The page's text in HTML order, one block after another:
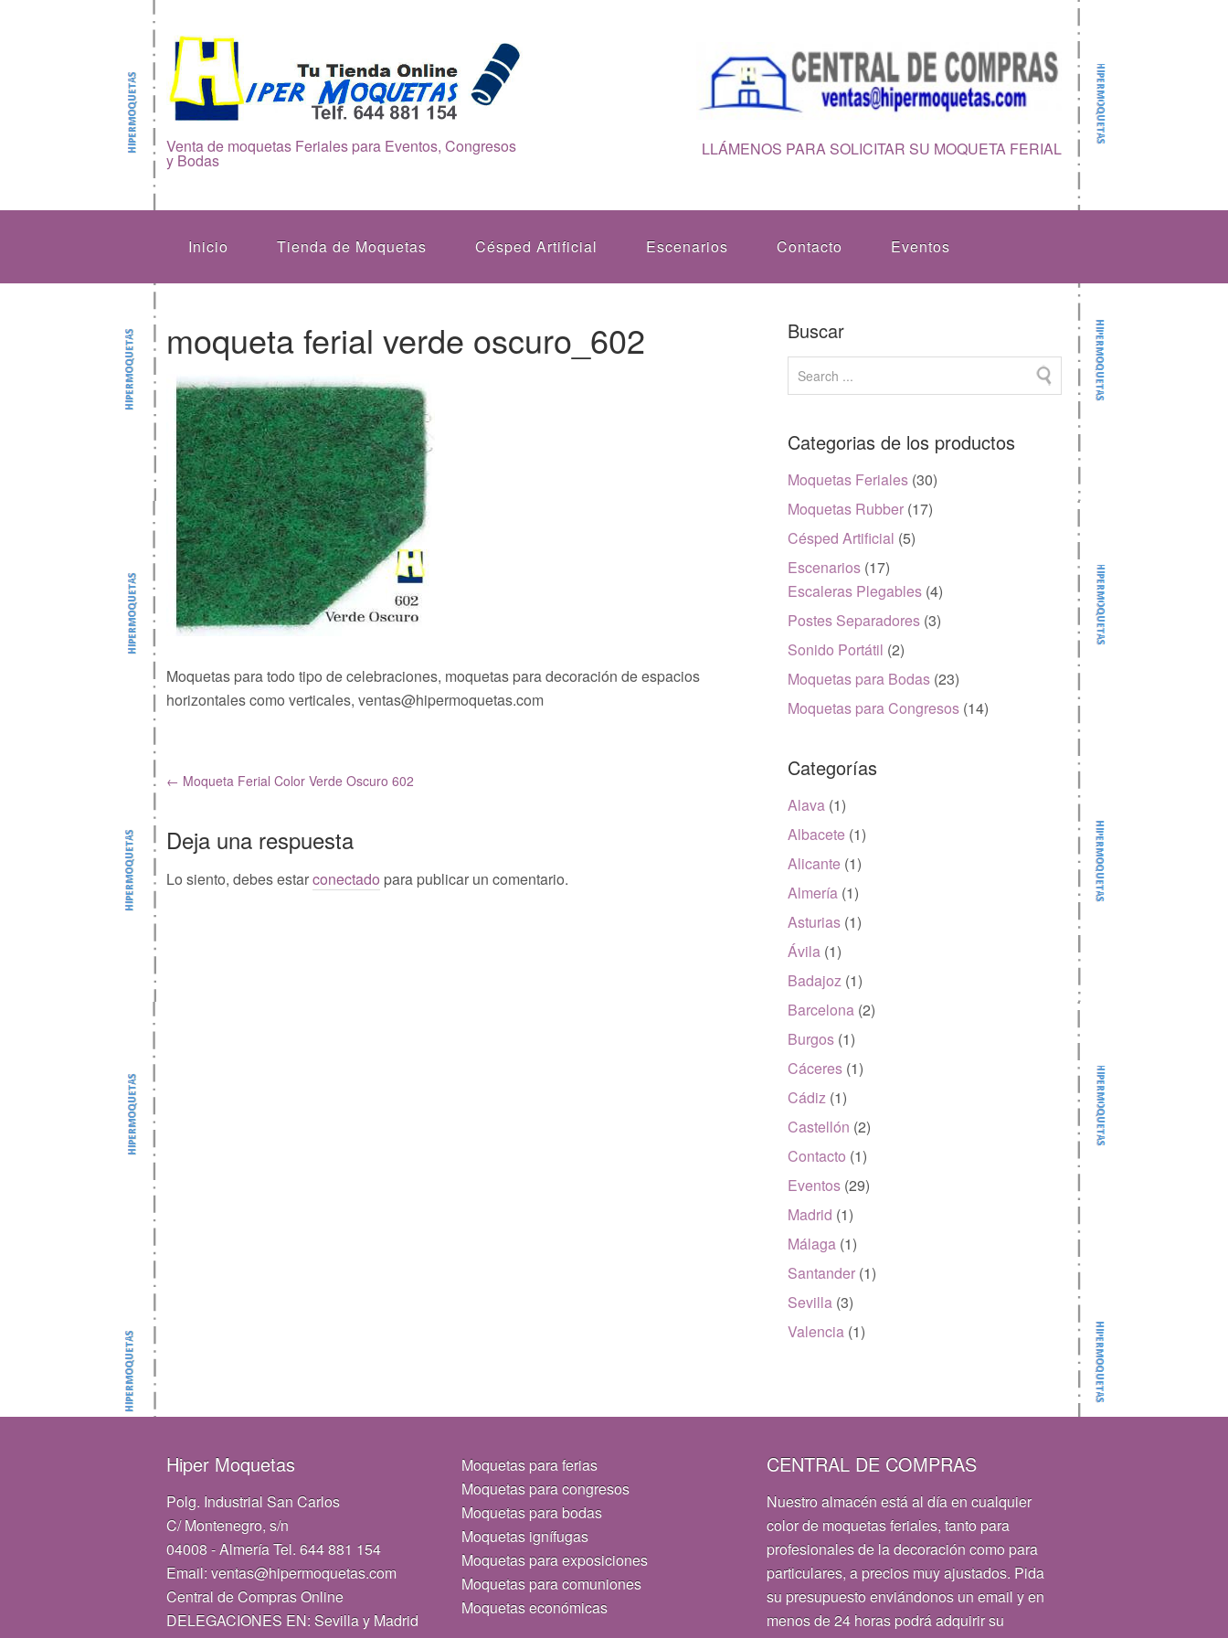
Venta de moquetas Feriales para Eventos, Congresos
y Bodas
LLÁMENOS PARA SOLICITAR SU MOQUETA FERIAL
Inicio Tienda de Moquetas Césped Artificial Escenarios Contacto Eventos
moqueta ferial verde oscuro_602
Moquetas para todo tipo de celebraciones, moquetas para decoración de espacios
horizontales como verticales, ventas@hipermoquetas.com
← Moqueta Ferial Color Verde Oscuro 602
Deja una respuesta
Lo siento, debes estarconectado para publicar un comentario.
Buscar
Categorias de los productos
Moquetas Feriales (30)
Moquetas Rubber (17)
Césped Artificial (5)
Escenarios (17)
Escaleras Plegables (4)
Postes Separadores (3)
Sonido Portátil (2)
Moquetas para Bodas (23)
Moquetas para Congresos (14)
Categorías
Alava (1)
Albacete (1)
Alicante (1)
Almería (1)
Asturias (1)
Ávila (1)
Badajoz (1)
Barcelona (2)
Burgos (1)
Cáceres (1)
Cádiz (1)
Castellón (2)
Contacto (1)
Eventos (29)
Madrid (1)
Málaga (1)
Santander (1)
Sevilla (3)
Valencia (1)
Hiper Moquetas
Polg. Industrial San Carlos
C/ Montenegro, s/n
04008 - Almería Tel. 644 881 154
Email: ventas@hipermoquetas.com
Central de Compras Online
DELEGACIONES EN: Sevilla y Madrid
Moquetas para ferias
Moquetas para congresos
Moquetas para bodas
Moquetas ignífugas
Moquetas para exposiciones
Moquetas para comuniones
Moquetas económicas
CENTRAL DE COMPRAS
Nuestro almacén está al día en cualquier
color de moquetas feriales, tanto para
profesionales de la decoración como para
particulares, a precios muy ajustados. Pida
su presupuesto enviándonos un email y en
menos de 24 horas podrá adquirir su